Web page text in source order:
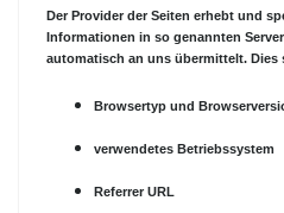
Der Provider der Seiten erhebt und
Informationen in so genannten
automatisch an uns übermittelt. Dies
Browsertyp und
verwendetes Betriebssystem
Referrer URL